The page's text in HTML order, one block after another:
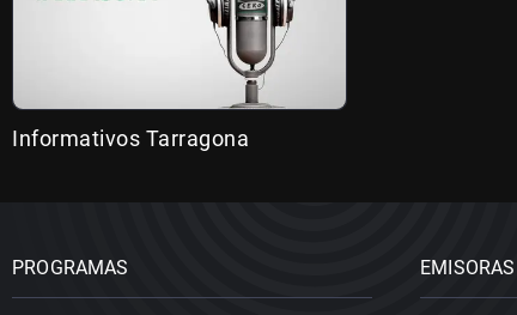
Informativos Tarragona
PROGRAMAS EMISORAS